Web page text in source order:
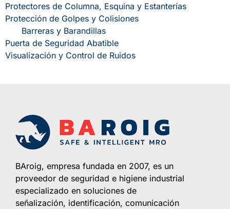
Protectores de Columna, Esquina y Estanterías
Protección de Golpes y Colisiones
Barreras y Barandillas
Puerta de Seguridad Abatible
Visualización y Control de Ruidos
BAroig, empresa fundada en 2007, es un
proveedor de seguridad e higiene industrial
especializado en soluciones de
señalización, identificación, comunicación